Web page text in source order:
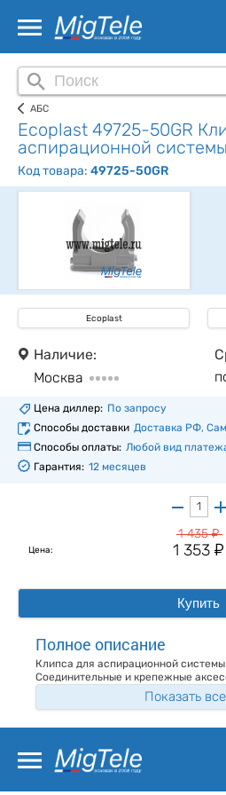
АБС
Ecoplast 49725-50GR
аспирационной
Код товара: 49725-50GR
Ecoplast
Наличие:
Москва
Цена диллер: По запросу
Способы доставки Доставка РФ,
Способы оплаты: Любой вид
Гарантия: 12 месяцев
Цена:
1 435у
1 353у
Купить
Полное описание
Клипса для аспирационной
Соединительные и крепежные
Показать все